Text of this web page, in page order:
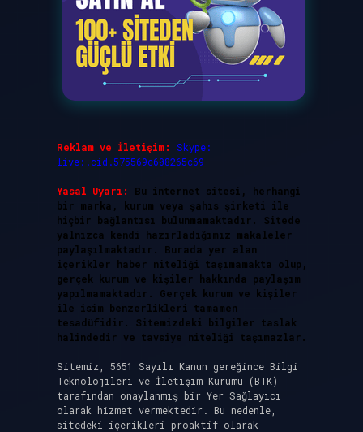
Reklam ve İletişim:
Skype:
live:.cid.575569c608265c69
Yasal Uyarı:
Bu internet sitesi, herhangi
bir marka, kurum veya şahıs şirketi ile
hiçbir bağlantısı bulunmamaktadır. Sitede
yalnızca kendi hazırladığımız makaleler
paylaşılmaktadır. Burada yer alan
içerikler haber niteliği taşımamakta olup,
gerçek kurum ve kişiler hakkında paylaşım
yapılmamaktadır. Gerçek kurum ve kişiler
ile isim benzerlikleri tamamen
tesadüfidir. Sitemizdeki bilgiler taslak
halindedir ve tavsiye niteliği taşımazlar.
Sitemiz, 5651 Sayılı Kanun gereğince Bilgi
Teknolojileri ve İletişim Kurumu (BTK)
tarafından onaylanmış bir Yer Sağlayıcı
olarak hizmet vermektedir. Bu nedenle,
sitedeki içerikleri proaktif olarak